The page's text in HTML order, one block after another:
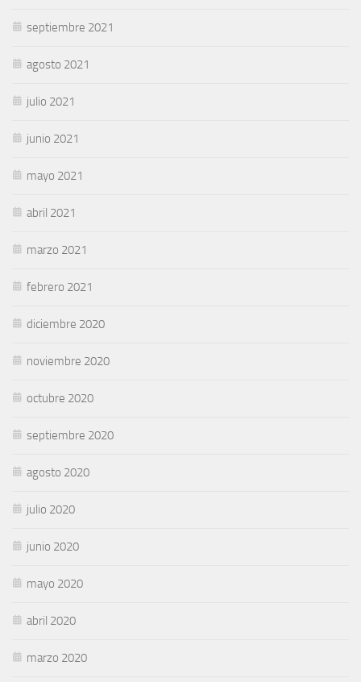
septiembre 2021
agosto 2021
julio 2021
junio 2021
mayo 2021
abril 2021
marzo 2021
febrero 2021
diciembre 2020
noviembre 2020
octubre 2020
septiembre 2020
agosto 2020
julio 2020
junio 2020
mayo 2020
abril 2020
marzo 2020